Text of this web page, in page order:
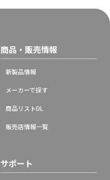
商品・販売情報
新製品情報
メーカーで探す
商品リストDL
販売店情報一覧
サポート